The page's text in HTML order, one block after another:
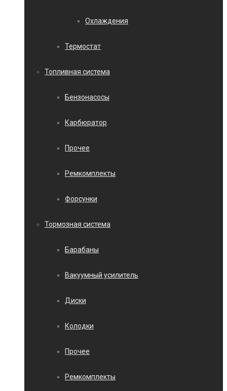
Охлаждения
Термостат
Топливная система
Бензонасосы
Карбюратор
Прочее
Ремкомплекты
Форсунки
Тормозная система
Барабаны
Вакуумный усилитель
Диски
Колодки
Прочее
Ремкомплекты